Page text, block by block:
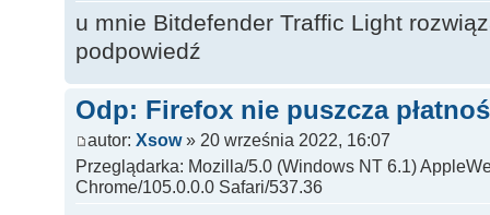
u mnie Bitdefender Traffic Light
podpowiedź
Odp: Firefox nie puszcza
autor: Xsow» 20 września 2022, 16:07
Przeglądarka: Mozilla/5.0 (Windows NT 6.1)
Chrome/105.0.0.0 Safari/537.36